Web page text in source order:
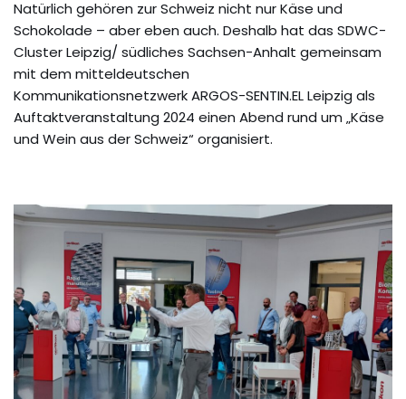
Natürlich gehören zur Schweiz nicht nur Käse und
Schokolade – aber eben auch. Deshalb hat das SDWC-
Cluster Leipzig/ südliches Sachsen-Anhalt gemeinsam
mit dem mitteldeutschen
Kommunikationsnetzwerk ARGOS-SENTIN.EL Leipzig als
Auftaktveranstaltung 2024 einen Abend rund um „Käse
und Wein aus der Schweiz“ organisiert.